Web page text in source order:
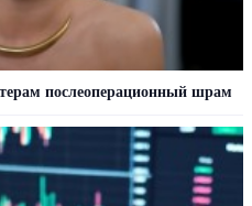
послеоперационный шрам